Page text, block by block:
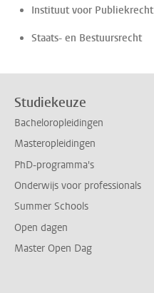
Instituut voor Publiekrecht
Staats- en Bestuursrecht
Studiekeuze
Bacheloropleidingen
Masteropleidingen
PhD-programma's
Onderwijs voor professionals
Summer Schools
Open dagen
Master Open Dag